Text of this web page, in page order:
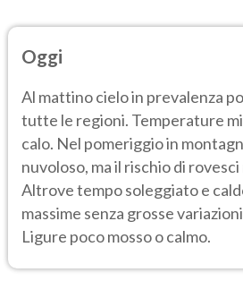
Oggi
Al mattino cielo in prevalenza
tutte le regioni. Temperature
calo. Nel pomeriggio in
nuvoloso, ma il rischio di
Altrove tempo soleggiato e
massime senza grosse
Ligure poco mosso o calmo.